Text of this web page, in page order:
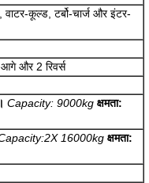
कूल्ड, टर्बो-चार्ज और इंटर-
और 2 रिवर्स
Capacity: 9000kg क्षमता:
16000kg क्षमता: